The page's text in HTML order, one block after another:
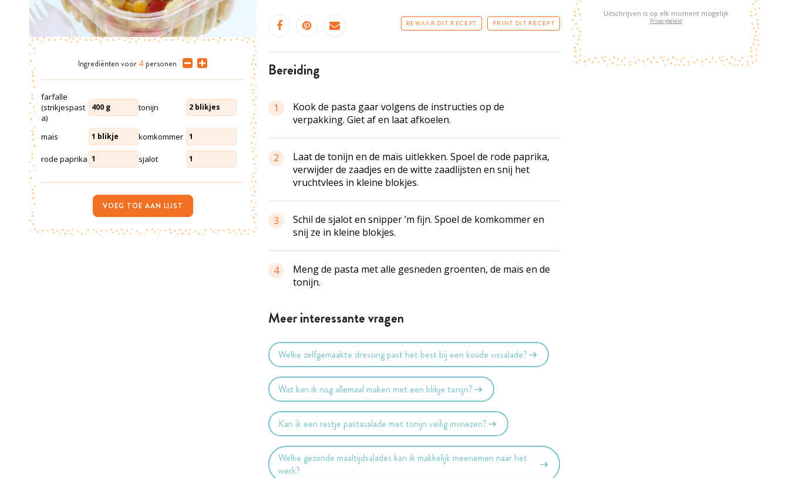
BEWAAR DIT RECEPT PRINT DIT RECEPT
bereiding
1
Kook de pasta gaar volgens de instructies op de
verpakking. Giet af en laat afkoelen.
2
Laat de tonijn en de maïs uitlekken. Spoel de rode paprika,
verwijder de zaadjes en de witte zaadlijsten en snij het
vruchtvlees in kleine blokjes.
3
Schil de sjalot en snipper ’m fijn. Spoel de komkommer en
snij ze in kleine blokjes.
4
Meng de pasta met alle gesneden groenten, de maïs en de
tonijn.
Meer interessante vragen
Welke zelfgemaakte dressing past het best bij een koude vissalade?
Wat kan ik nog allemaal maken met een blikje tonijn?
Kan ik een restje pastasalade met tonijn veilig invriezen?
Welke gezonde maaltijdsalades kan ik makkelijk meenemen naar het
werk?
Ingrediënten voor 4 personen
farfalle
(strikjespast
a)
400 g tonijn 2 blikjes
maïs 1 blikje komkommer 1
rode paprika 1 sjalot 1
VOEG TOE AAN LIJST
Uitschrijven is op elk moment mogelijk
Privacybeleid